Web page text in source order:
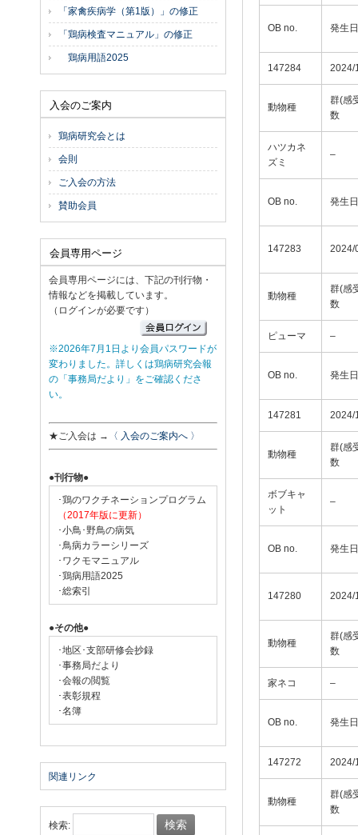
OB no. 発生日
147284 2024/
動物種
群(感
数
ハツカネ
ズミ
–
OB no. 発生日
147283 2024/
動物種
群(感
数
ピューマ –
OB no. 発生日
147281 2024/
動物種
群(感
数
ボブキャ
ット
–
OB no. 発生日
147280 2024/
動物種
群(感
数
家ネコ –
OB no. 発生日
147272 2024/
動物種
群(感
数
「家禽疾病学（第1版）」の修正
「鶏病検査マニュアル」の修正
鶏病用語2025
入会のご案内
鶏病研究会とは
会則
ご入会の方法
賛助会員
会員専用ページ
会員専用ページには、下記の刊行物・
情報などを掲載しています。
（ログインが必要です）
※2026年7月1日より会員パスワードが
変わりました。詳しくは鶏病研究会報
の「事務局だより」をご確認くださ
い。
★ご入会は → 〈 入会のご案内へ 〉
●刊行物●
･鶏のワクチネーションプログラム
（2017年版に更新）
･小鳥･野鳥の病気
･鳥病カラーシリーズ
･ワクモマニュアル
･鶏病用語2025
･総索引
●その他●
･地区･支部研修会抄録
･事務局だより
･会報の閲覧
･表彰規程
･名簿
関連リンク
検索: